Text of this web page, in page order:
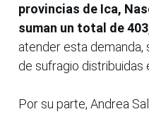
provincias de Ica,
suman un total de
atender esta demanda,
de sufragio distribuidas
Por su parte, Andrea